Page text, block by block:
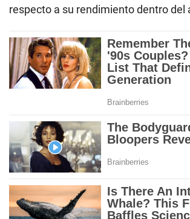
respecto a su rendimiento dentro del